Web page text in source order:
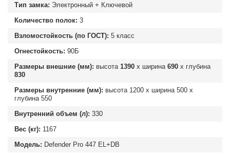
Тип замка: Электронный + Ключевой
Количество полок: 3
Взломостойкость (по ГОСТ): 5 класс
Огнестойкость: 90Б
Размеры внешние (мм): высота 1390 х ширина 690 х глубина
830
Размеры внутренние (мм): высота 1200 х ширина 500 х
глубина 550
Внутренний объем (л): 330
Вес (кг): 1167
Модель: Defender Pro 447 EL+DB